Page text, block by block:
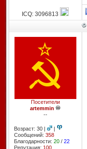
ICQ: 3096813
Посетители
artemmin
--
Возраст: 30 |
|
Сообщений: 358
Благодарности: 20/ 22
Репутация: 100